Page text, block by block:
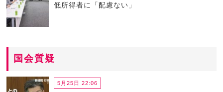
低所得者に「配慮ない」
国会質疑
5月25日 22:06